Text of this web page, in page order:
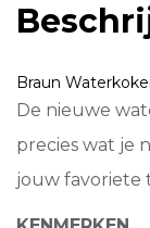
Braun
De nieuwe
precies wat je
jouw favoriete